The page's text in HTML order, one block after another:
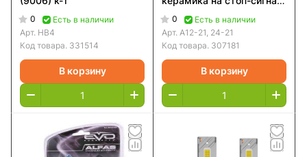
0
Есть в наличии
Арт. HB4
Код товара. 331514
В корзину
лупа, линза
0
Есть в наличии
Арт. А12-21, 24-21
Код товара. 307181
В корзину